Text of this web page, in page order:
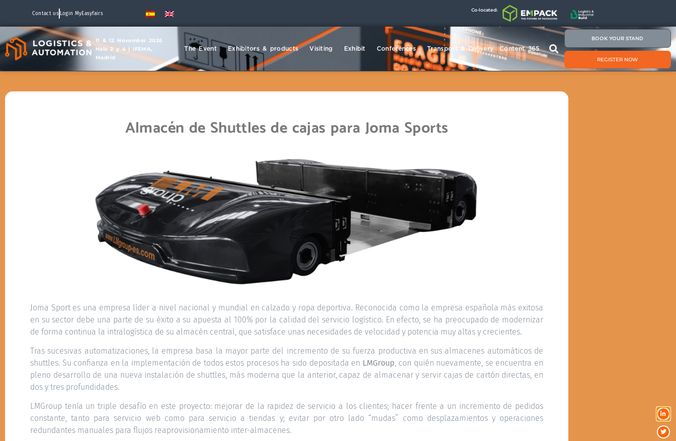
Contact us Login MyEasyfairs
Co-located:
11 & 12 November 2026
Hals 2 y 4 | IFEMA,
Madrid
The Event Exhibitors & products Visiting Exhibit Conferences Transport & Delivery Content 365
BOOK YOUR STAND
REGISTER NOW
Almacén de Shuttles de cajas para Joma Sports
Joma Sport es una empresa líder a nivel nacional y mundial en calzado y ropa deportiva. Reconocida como la empresa española más exitosa
en su sector debe una parte de su éxito a su apuesta al 100% por la calidad del servicio logístico. En efecto, se ha preocupado de modernizar
de forma continua la intralogística de su almacén central, que satisface unas necesidades de velocidad y potencia muy altas y crecientes.
Tras sucesivas automatizaciones, la empresa basa la mayor parte del incremento de su fuerza productiva en sus almacenes automáticos de
shuttles. Su confianza en la implementación de todos estos procesos ha sido depositada en LMGroup, con quién nuevamente, se encuentra en
pleno desarrollo de una nueva instalación de shuttles, más moderna que la anterior, capaz de almacenar y servir cajas de cartón directas, en
dos y tres profundidades.
LMGroup tenía un triple desafío en este proyecto: mejorar de la rapidez de servicio a los clientes; hacer frente a un incremento de pedidos
constante, tanto para servicio web como para servicio a tiendas y; evitar por otro lado “mudas” como desplazamientos y operaciones
redundantes manuales para flujos reaprovisionamiento inter-almacenes.